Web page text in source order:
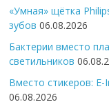
«Умная» щётка
зубов 06.08.2026
Бактерии вместо
светильников
Вместо стикеров:
06.08.2026